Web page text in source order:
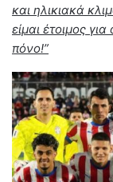
και ηλικιακά
είμαι έτοιμος
πόνο!”